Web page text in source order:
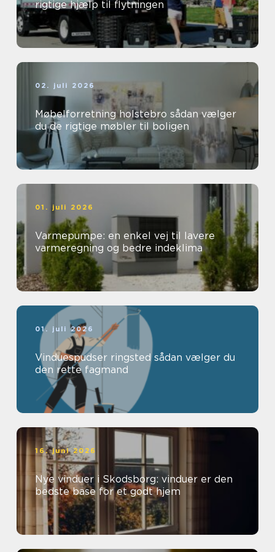
rigtige hjælp til flytningen
02. juli 2026
Møbelforretning holstebro sådan vælger
du de rigtige møbler til boligen
01. juli 2026
Varmepumpe: en enkel vej til lavere
varmeregning og bedre indeklima
01. juli 2026
Vinduespudser ringsted sådan vælger du
den rette fagmand
16. juni 2026
Nye vinduer i Skodsborg: vinduer er den
bedste base for et godt hjem